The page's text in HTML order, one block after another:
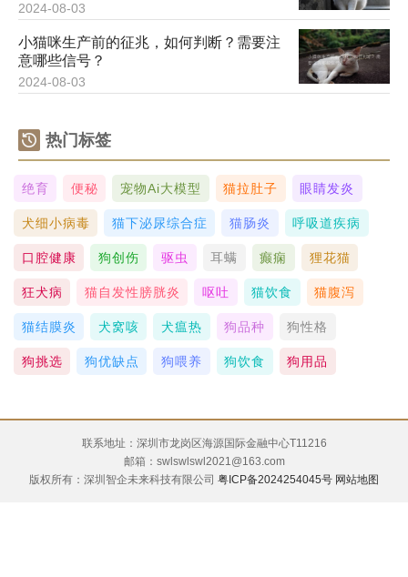
2024-08-03
小猫咪生产前的征兆，如何判断？需要注
意哪些信号？
2024-08-03
热门标签
绝育 便秘 宠物ai大模型 猫拉肚子 眼睛发炎
犬细小病毒 猫下泌尿综合症 猫肠炎 呼吸道疾病
口腔健康 狗创伤 驱虫 耳螨 癫痫 狸花猫
狂犬病 猫自发性膀胱炎 呕吐 猫饮食 猫腹泻
猫结膜炎 犬窝咳 犬瘟热 狗品种 狗性格
狗挑选 狗优缺点 狗喂养 狗饮食 狗用品
联系地址：深圳市龙岗区海源国际金融中心T11216
邮箱：swlswlswl2021@163.com
版权所有：深圳智企未来科技有限公司 粤ICP备2024254045号 网站地图